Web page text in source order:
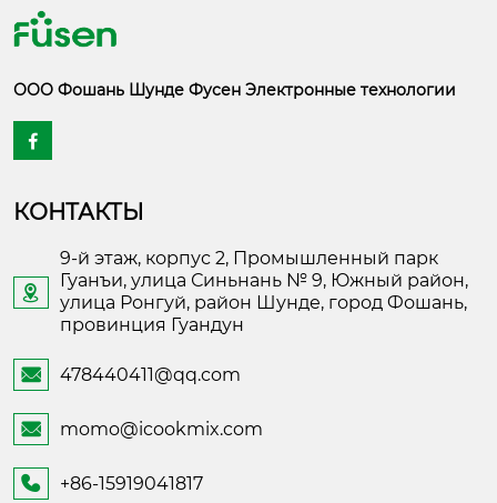
ООО Фошань Шунде Фусен Электронные технологии

КОНТАКТЫ

9-й этаж, корпус 2, Промышленный парк
Гуанъи, улица Синьнань № 9, Южный район,
улица Ронгуй, район Шунде, город Фошань,
провинция Гуандун
 478440411@qq.com
 momo@icookmix.com
 +86-15919041817